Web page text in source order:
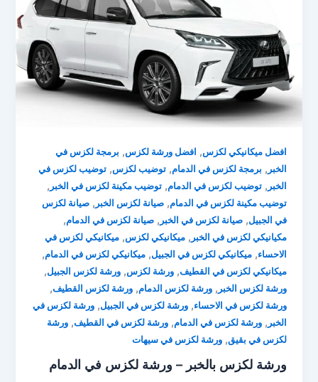
افضل ميكانيكي لكزس, افضل ورشة لكزس, برمجة لكزس في
الخبر , برمجة لكزس في الدمام,توضيب لكزس,توضيب لكزس في
الخبر ,توضيب لكزس في الدمام,توضيب مكينة لكزس في الخبر ,
توضيب مكينة لكزس في الدمام,صيانة لكزس الخبر ,صيانة لكزس
في الجبيل,صيانة لكزس في الخبر ,صيانة لكزس في الدمام,
مكيانيكي لكزس في الخبر ,ميكانيكي لكزس,ميكانيكي لكزس في
الاحساء,ميكانيكي لكزس في الجبيل,ميكانيكي لكزس في الدمام,
ميكانيكي لكزس في القطيف,ورشة لكزس,ورشة لكزس الجبيل,
ورشة لكزس الخبر ,ورشة لكزس الدمام,ورشة لكزس القطيف,
ورشة لكزس في الاحساء,ورشة لكزس في الجبيل,ورشة لكزس في
الخبر ,ورشة لكزس في الدمام,ورشة لكزس في القطيف,ورشة
لكزس في بقيق,ورشة لكزس في سيهات
ورشة لكزس بالخبر – ورشة لكزس في الدمام